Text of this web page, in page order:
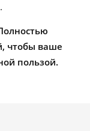
чтобы ваше
пользой.